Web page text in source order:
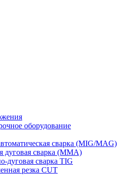
оборудование
сварка (MIG/MAG)
дуговая сварка (MMA)
дуговая сварка TIG
резка CUT